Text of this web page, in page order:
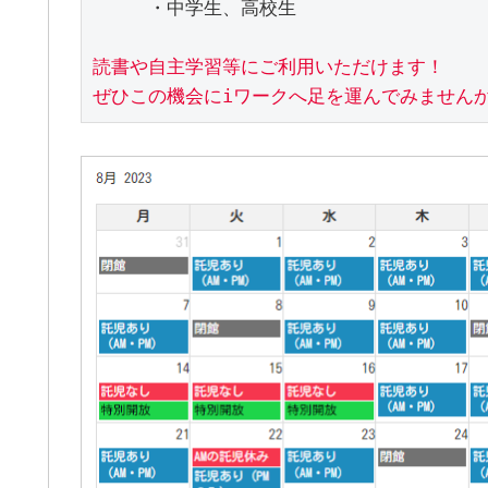
・中学生、高校生
読書や自主学習等にご利用いただけます！
ぜひこの機会にiワークへ足を運んでみません